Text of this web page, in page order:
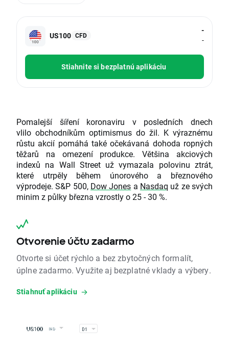
US100 CFD
-
-
Stiahnite si bezplatnú aplikáciu
Pomalejší šíření koronaviru v posledních dnech
vlilo obchodníkům optimismus do žil. K výraznému
růstu akcií pomáhá také očekávaná dohoda ropných
těžarů na omezení produkce. Většina akciových
indexů na Wall Street už vymazala polovinu ztrát,
které utrpěly během únorového a březnového
výprodeje. S&P 500, Dow Jones a Nasdaq už ze svých
minim z půlky března vzrostly o 25 - 30 %.
Otvorenie účtu zadarmo
Otvorte si účet rýchlo a bez zbytočných formalít,
úplne zadarmo. Využite aj bezplatné vklady a výbery.
Stiahnuť aplikáciu